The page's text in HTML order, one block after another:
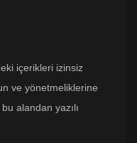
içerikleri izinsiz
ve yönetmeliklerine
alandan yazılı